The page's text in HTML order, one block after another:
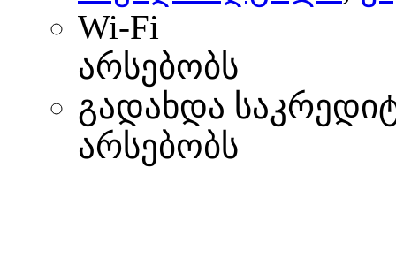
Wi-Fi
არსებობს
გადახდა
არსებობს